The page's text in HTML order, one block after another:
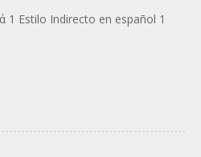
1 Estilo Indirecto en español 1